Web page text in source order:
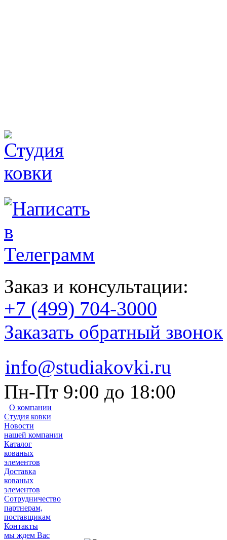
Заказ и консультации:
+7 (499) 704-3000
Заказать обратный звонок
info@studiakovki.ru
Пн-Пт 9:00 до 18:00
О компании
Студия ковки
Новости
нашей компании
Каталог
кованых
элементов
Доставка
кованых
элементов
Сотрудничество
партнерам,
поставщикам
Контакты
мы ждем Вас